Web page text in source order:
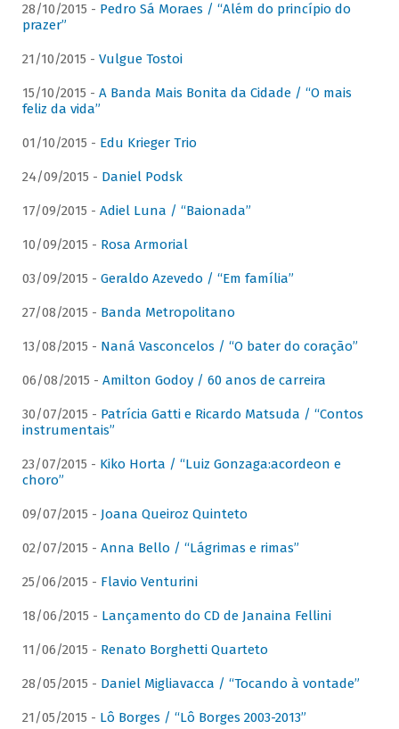
28/10/2015 - Pedro Sá Moraes / “Além do princípio do
prazer”
21/10/2015 - Vulgue Tostoi
15/10/2015 - A Banda Mais Bonita da Cidade / “O mais
feliz da vida”
01/10/2015 - Edu Krieger Trio
24/09/2015 - Daniel Podsk
17/09/2015 - Adiel Luna / “Baionada”
10/09/2015 - Rosa Armorial
03/09/2015 - Geraldo Azevedo / “Em família”
27/08/2015 - Banda Metropolitano
13/08/2015 - Naná Vasconcelos / “O bater do coração”
06/08/2015 - Amilton Godoy / 60 anos de carreira
30/07/2015 - Patrícia Gatti e Ricardo Matsuda / “Contos
instrumentais”
23/07/2015 - Kiko Horta / “Luiz Gonzaga:acordeon e
choro”
09/07/2015 - Joana Queiroz Quinteto
02/07/2015 - Anna Bello / “Lágrimas e rimas”
25/06/2015 - Flavio Venturini
18/06/2015 - Lançamento do CD de Janaina Fellini
11/06/2015 - Renato Borghetti Quarteto
28/05/2015 - Daniel Migliavacca / “Tocando à vontade”
21/05/2015 - Lô Borges / “Lô Borges 2003-2013”